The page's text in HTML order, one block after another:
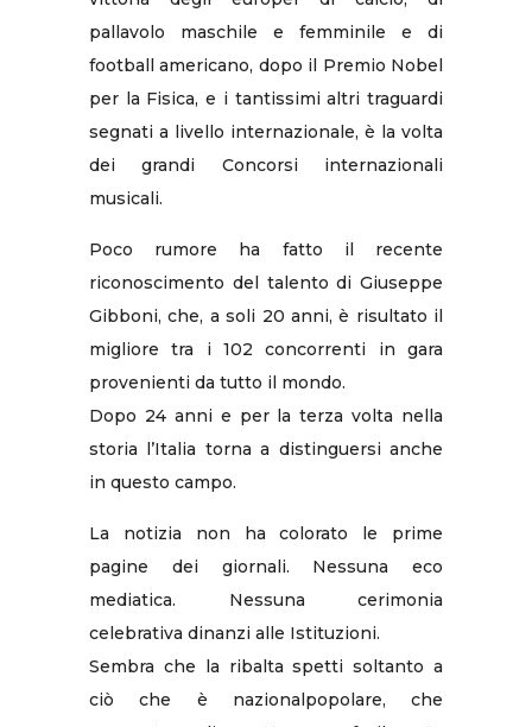
pallavolo maschile e femminile e di
football americano, dopo il Premio Nobel
per la Fisica, e i tantissimi altri traguardi
segnati a livello internazionale, è la volta
dei grandi Concorsi internazionali
musicali.
Poco rumore ha fatto il recente
riconoscimento del talento di Giuseppe
Gibboni, che, a soli 20 anni, è risultato il
migliore tra i 102 concorrenti in gara
provenienti da tutto il mondo.
Dopo 24 anni e per la terza volta nella
storia l’Italia torna a distinguersi anche
in questo campo.
La notizia non ha colorato le prime
pagine dei giornali. Nessuna eco
mediatica. Nessuna cerimonia
celebrativa dinanzi alle Istituzioni.
Sembra che la ribalta spetti soltanto a
ciò che è nazionalpopolare, che